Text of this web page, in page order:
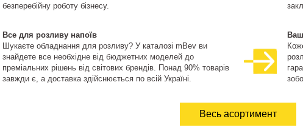
безперебійну роботу бізнесу.
Все для розливу напоїв
Шукаєте обладнання для розливу? У каталозі mBev ви
знайдете все необхідне від бюджетних моделей до
преміальних рішень від світових брендів. Понад 90% товарів
завжди є, а доставка здійснюється по всій Україні.
Весь асортимент